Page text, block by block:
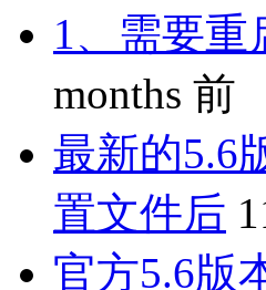
1、需要重
months 前
最新的5.6
置文件后
官方5.6版